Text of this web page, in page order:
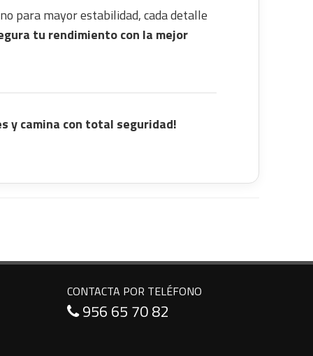
para mayor estabilidad, cada detalle
tu rendimiento con la mejor
y camina con total seguridad!
CONTACTA POR TELÉFONO
956 65 70 82